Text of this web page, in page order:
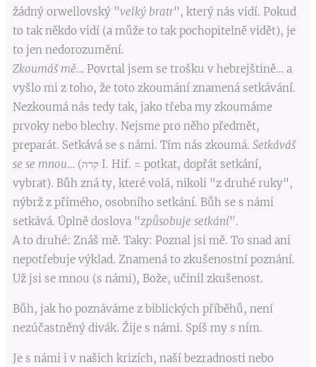
žádný orwellovský "velký bratr", který nás vidí. Pokud
to tak někdo vidí (a může to tak pochopitelně vidět), je
to jen nedorozumění.
Zkoumáš mě… Povrtal jsem se trošku v hebrejštině… a
vyšlo mi z toho, že toto zkoumání znamená setkávání.
Nezkoumá nás tedy tak, jako třeba my zkoumáme
prvoky nebo blechy. Nejsme pro něho předmět,
preparát. Setkává se s námi. Tím nás zkoumá. Setkáváš
se se mnou… (קרה I. Hif. = potkat, dopřát setkání,
vybrat). Bůh zná ty, které volá, nikoli "z druhé ruky",
nýbrž z přímého, osobního setkání. Bůh se s námi
setkává. Úplně doslova "způsobuje setkání".
A to druhé: Znáš mě. Taky: Poznal jsi mě. To snad ani
nepotřebuje výklad. Znamená to zkušenostní poznání.
Už jsi se mnou (s námi), Bože, učinil zkušenost.
Bůh, jak ho poznáváme z biblických příběhů, není
nezúčastněný divák. Žije s námi. Spíš my s ním.
Je s námi i v našich krizích, naší bezradnosti nebo